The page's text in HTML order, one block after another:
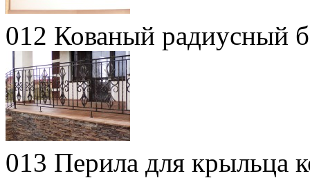
012 Кованый радиусный
013 Перила для крыльца